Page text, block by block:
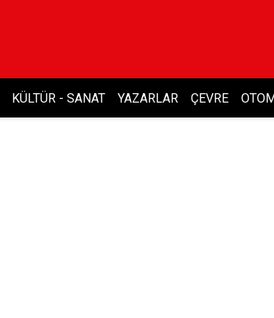
KÜLTÜR - SANAT YAZARLAR ÇEVRE